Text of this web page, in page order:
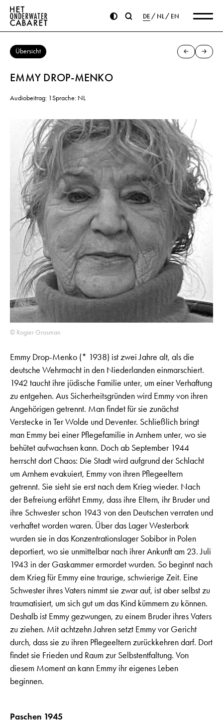
DE NL EN
Übersicht
EMMY DROP-MENKO
Audiobeitrag: 1Sprache: NL
© Rogier Grosman
Emmy Drop-Menko (* 1938) ist zwei Jahre alt, als die
deutsche Wehrmacht in den Niederlanden einmarschiert.
1942 taucht ihre jüdische Familie unter, um einer Verhaftung
zu entgehen. Aus Sicherheitsgründen wird Emmy von ihren
Angehörigen getrennt. Man findet für sie zunächst
Verstecke in Ter Wolde und Deventer. Schließlich bringt
man Emmy bei einer Pflegefamilie in Arnhem unter, wo sie
behütet aufwachsen kann. Doch ab September 1944
herrscht dort Chaos: Die Stadt wird aufgrund der Schlacht
um Arnhem evakuiert, Emmy von ihren Pflegeeltern
getrennt. Sie sieht sie erst nach dem Krieg wieder. Nach
der Befreiung erfährt Emmy, dass ihre Eltern, ihr Bruder und
ihre Schwester schon 1943 von den Deutschen verraten und
verhaftet worden waren. Über das Lager Westerbork
wurden sie in das Konzentrationslager Sobibor in Polen
deportiert, wo sie unmittelbar nach ihrer Ankunft am 23. Juli
1943 in der Gaskammer ermordet wurden. So beginnt nach
dem Krieg für Emmy eine traurige, schwierige Zeit. Eine
Schwester ihres Vaters nimmt sie zwar auf, ist aber selbst zu
traumatisiert, um sich gut um das Kind kümmern zu können.
Deshalb ist Emmy gezwungen, zu einem Bruder ihres Vaters
zu ziehen. Mit achtzehn Jahren setzt Emmy vor Gericht
durch, dass sie zu ihren Pflegeeltern zurückkehren darf. Dort
findet sie Frieden und Raum zur Selbstentfaltung. Von
diesem Moment an kann Emmy ihr eigenes Leben
beginnen.
Paschen 1945